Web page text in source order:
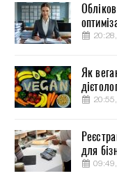
Як
для